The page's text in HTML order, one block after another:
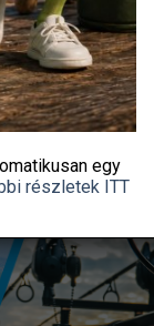
egy
részletek ITT